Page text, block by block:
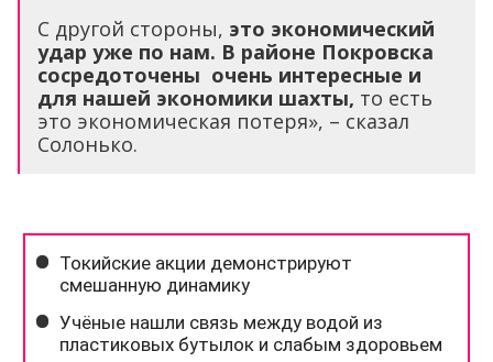
С другой стороны, это экономический
удар уже по нам. В районе Покровска
сосредоточены очень интересные и
для нашей экономики шахты, то есть
это экономическая потеря», – сказал
Солонько.